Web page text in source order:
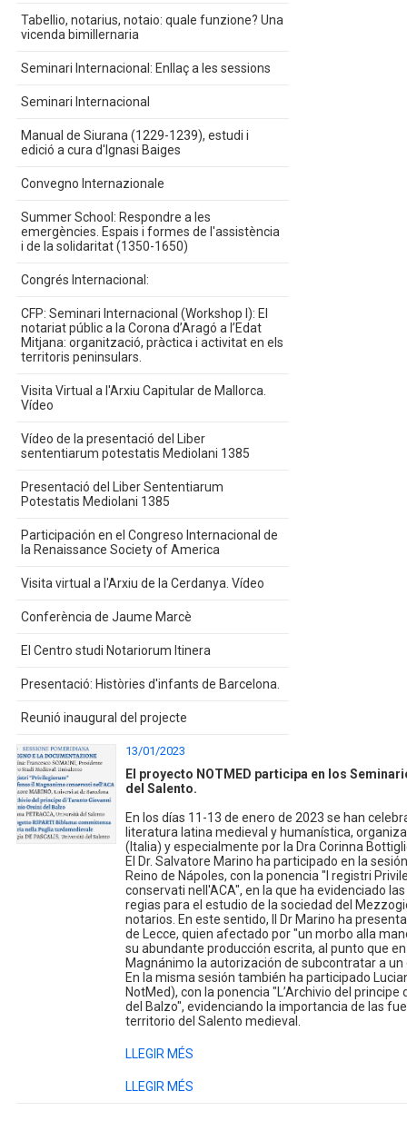
Tabellio, notarius, notaio: quale funzione? Una
vicenda bimillernaria
Seminari Internacional: Enllaç a les sessions
Seminari Internacional
Manual de Siurana (1229-1239), estudi i
edició a cura d'Ignasi Baiges
Convegno Internazionale
Summer School: Respondre a les
emergències. Espais i formes de l'assistència
i de la solidaritat (1350-1650)
Congrés Internacional:
CFP: Seminari Internacional (Workshop I): El
notariat públic a la Corona d’Aragó a l’Edat
Mitjana: organització, pràctica i activitat en els
territoris peninsulars.
Visita Virtual a l'Arxiu Capitular de Mallorca.
Vídeo
Vídeo de la presentació del Liber
sententiarum potestatis Mediolani 1385
Presentació del Liber Sententiarum
Potestatis Mediolani 1385
Participación en el Congreso Internacional de
la Renaissance Society of America
Visita virtual a l'Arxiu de la Cerdanya. Vídeo
Conferència de Jaume Marcè
El Centro studi Notariorum Itinera
Presentació: Històries d'infants de Barcelona.
Reunió inaugural del projecte
13/01/2023
El proyecto NOTMED participa en los
del Salento.
En los días 11-13 de enero de 2023 se han
literatura latina medieval y humanística,
(Italia) y especialmente por la Dra Corinna
El Dr. Salvatore Marino ha participado en la
Reino de Nápoles, con la ponencia "I registri
conservati nell'ACA", en la que ha evidenciado
regias para el estudio de la sociedad del
notarios. En este sentido, ll Dr Marino ha
de Lecce, quien afectado por "un morbo alla
su abundante producción escrita, al punto que
Magnánimo la autorización de subcontratar a
En la misma sesión también ha participado
NotMed), con la ponencia "L’Archivio del
del Balzo", evidenciando la importancia de las
territorio del Salento medieval.
LLEGIR MÉS
LLEGIR MÉS